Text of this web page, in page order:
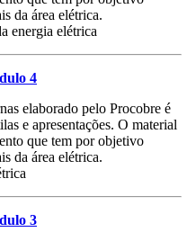
da área elétrica.
energia elétrica
4
elaborado pelo Procobre é
e apresentações. O material
que tem por objetivo
da área elétrica.
3